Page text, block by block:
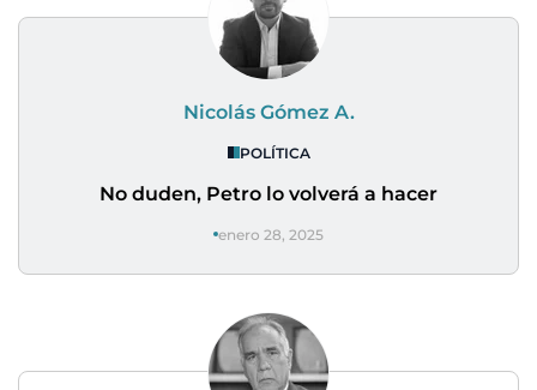
Nicolás Gómez A.
POLÍTICA
No duden, Petro lo volverá a hacer
enero 28, 2025